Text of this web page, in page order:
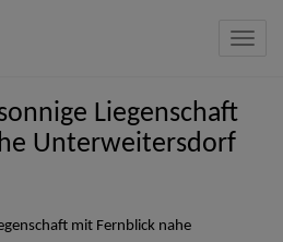
Liegenschaft
Unterweitersdorf